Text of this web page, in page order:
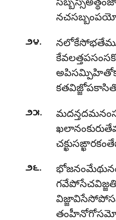
౨౪.
౨౫.
౨౬.